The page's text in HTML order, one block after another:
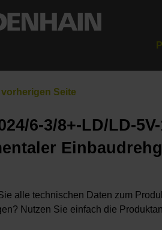
6-3/8+-LD/LD-
alle technischen Daten zum
Nutzen Sie einfach die